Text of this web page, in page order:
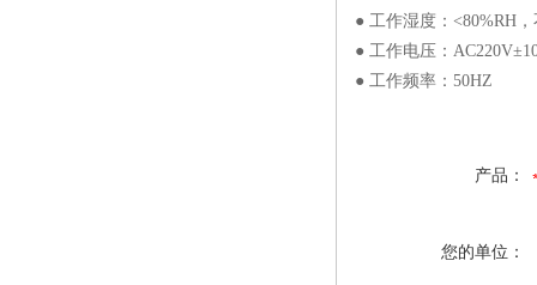
● 工作湿度：<80%RH
● 工作电压：
● 工作频率：50HZ
产品：
您的单位：